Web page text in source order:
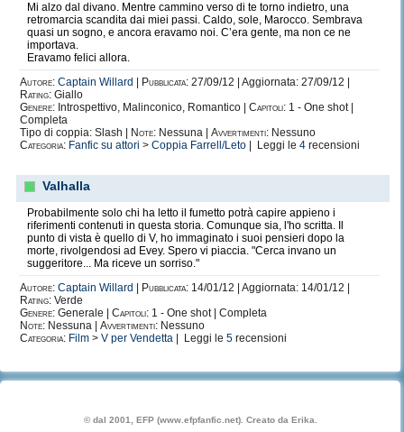
Mi alzo dal divano. Mentre cammino verso di te torno indietro, una
retromarcia scandita dai miei passi. Caldo, sole, Marocco. Sembrava
quasi un sogno, e ancora eravamo noi. C’era gente, ma non ce ne
importava.
Eravamo felici allora.
Autore: Captain Willard Pubblicata: 27/09/12 | Aggiornata: 27/09/12 |
Rating: Giallo
Genere: Introspettivo, Malinconico, Romantico | Capitoli: 1 - One shot |
Completa
Tipo di coppia: Slash |
Note: Nessuna | Avvertimenti: Nessuno
Categoria: Fanfic su attori > Coppia Farrell/Leto | Leggi le 4 recensioni
Valhalla
Probabilmente solo chi ha letto il fumetto potrà capire appieno i
riferimenti contenuti in questa storia. Comunque sia, l'ho scritta. Il
punto di vista è quello di V, ho immaginato i suoi pensieri dopo la
morte, rivolgendosi ad Evey. Spero vi piaccia. "Cerca invano un
suggeritore... Ma riceve un sorriso."
Autore: Captain Willard Pubblicata: 14/01/12 | Aggiornata: 14/01/12 |
Rating: Verde
Genere: Generale | Capitoli: 1 - One shot | Completa
Note: Nessuna | Avvertimenti: Nessuno
Categoria: Film > V per Vendetta | Leggi le 5 recensioni
© dal 2001, EFP (www.efpfanfic.net). Creato da Erika.